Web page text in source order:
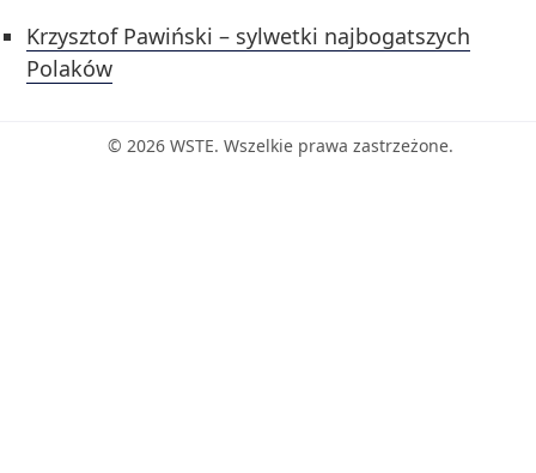
Krzysztof Pawiński – sylwetki najbogatszych
Polaków
© 2026 WSTE. Wszelkie prawa zastrzeżone.